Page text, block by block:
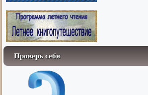
Проверь себя